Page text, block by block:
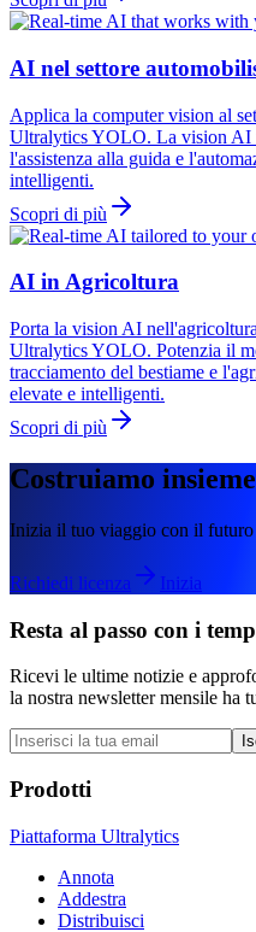
AI nel settore
Applica la computer vision al
Ultralytics YOLO. La vision AI
l'assistenza alla guida e
intelligenti.
Scopri di più
AI in Agricoltura
Porta la vision AI
Ultralytics YOLO. Potenzia il
tracciamento del bestiame e
elevate e intelligenti.
Scopri di più
Costruiamo
Inizia il tuo viaggio con il futuro
Richiedi licenza Inizia
Resta al passo con i
Ricevi le ultime notizie e
la nostra newsletter mensile ha
Prodotti
Piattaforma Ultralytics
Annota
Addestra
Distribuisci